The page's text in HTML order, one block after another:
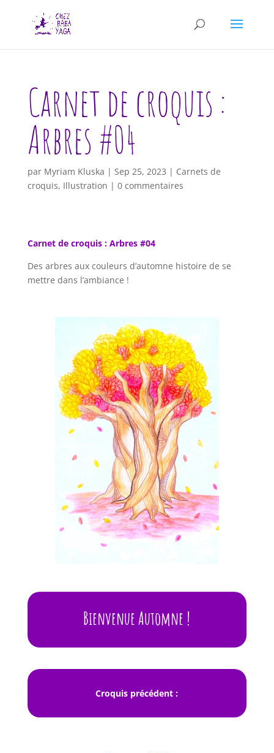
Carnet de croquis :
Arbres #04
par Myriam Kluska | Sep 25, 2023 | Carnets de
croquis, Illustration | 0 commentaires
Carnet de croquis : Arbres #04
Des arbres aux couleurs d’automne histoire de se
mettre dans l’ambiance !
Bienvenue Automne !
Croquis précédent :